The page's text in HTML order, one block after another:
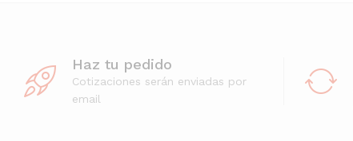
Haz tu pedido
Cotizaciones serán enviadas por
email